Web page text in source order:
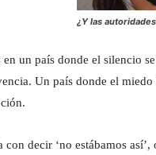
¿Y las
un país donde el silencio
Un país donde el
con decir ‘no estábamos así’,